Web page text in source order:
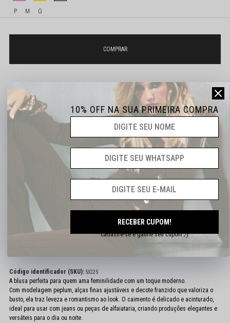
P M G
ATÉ 6X SEM JUROS
DESCONTOS EXCLUSIVOS
Código identificador (SKU):53225
A blusa perfeita para quem ama feminilidade com um toque moderno.
Com modelagem peplum, alças finas ajustáveis e decote franzido que valoriza o
busto, ela traz leveza e romantismo ao look. O caimento é delicado e acinturado,
ideal para usar com jeans ou peças de alfaiataria, criando produções elegantes e
versáteis para o dia ou noite.
10% OFF NA SUA PRIMEIRA COMPRA
Cadastre-se e ganhe seu cupom ;-)
RECEBER CUPOM!